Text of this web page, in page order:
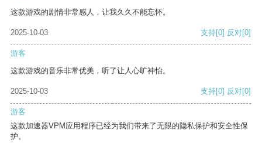
这款游戏的剧情非常感人，让我久久不能忘怀。
2025-10-03 支持[0] 反对[0]
游客
这款游戏的音乐非常优美，听了让人心旷神怡。
2025-10-03 支持[0] 反对[0]
游客
这款加速器VPM应用程序已经为我们带来了无限的隐私保护和安全性保
护。